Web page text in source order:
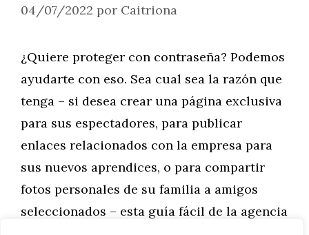
04/07/2022 por Caitriona
¿Quiere proteger con contraseña? Podemos
ayudarte con eso. Sea cual sea la razón que
tenga – si desea crear una página exclusiva
para sus espectadores, para publicar
enlaces relacionados con la empresa para
sus nuevos aprendices, o para compartir
fotos personales de su familia a amigos
seleccionados – esta guía fácil de la agencia